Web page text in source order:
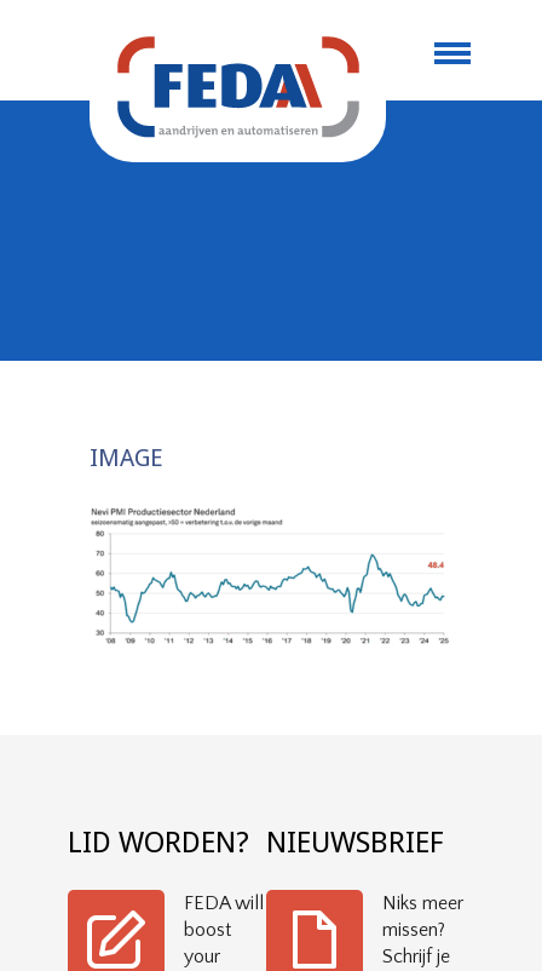
IMAGE
LID WORDEN?
FEDA will
boost
your
NIEUWSBRIEF
Niks meer
missen?
Schrijf je